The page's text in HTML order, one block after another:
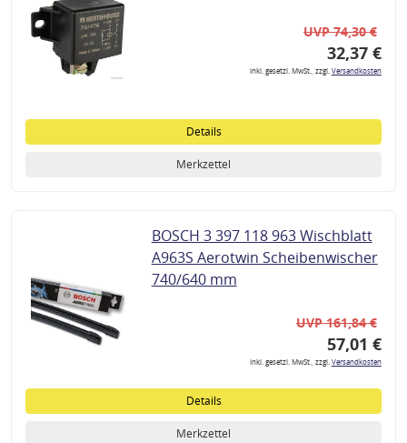
UVP 74,30 €
32,37 €
inkl. gesetzl. MwSt., zzgl.Versandkosten
Details
Merkzettel
BOSCH 3 397 118 963 Wischblatt
A963S Aerotwin Scheibenwischer
740/640 mm
UVP 161,84 €
57,01 €
inkl. gesetzl. MwSt., zzgl.Versandkosten
Details
Merkzettel